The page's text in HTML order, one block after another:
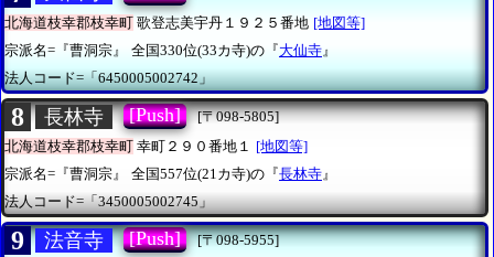
北海道枝幸郡枝幸町 歌登志美宇丹１９２５番地 [地図等]
宗派名=『曹洞宗』
全国330位(33カ寺)の『大仙寺 』
法人コード=「6450005002742」
8 長林寺 [Push]
[〒098-5805]
北海道枝幸郡枝幸町 幸町２９０番地１ [地図等]
宗派名=『曹洞宗』
全国557位(21カ寺)の『長林寺』
法人コード=「3450005002745」
9 法音寺 [Push]
[〒098-5955]